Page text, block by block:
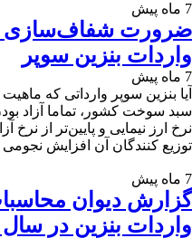
7 ماه پیش
ضرورت شفاف‌سازی
واردات بنزین سوپر
7 ماه پیش
آیا بنزین سوپر وارداتی که
سبد سوخت کشور، تماما آزاد
نرخ ارز نیمایی و پایین‌تر از نرخ
توزیع کنندگان آن افزایش نجومی
7 ماه پیش
گزارش دیوان
واردات بنزین در سال 1404